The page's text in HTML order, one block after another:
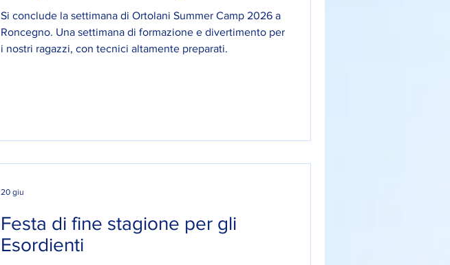
Si conclude la settimana di Ortolani Summer Camp 2026 a
Roncegno. Una settimana di formazione e divertimento per
i nostri ragazzi, con tecnici altamente preparati.
Festa di fine stagione per gli
Esordienti
20 giu